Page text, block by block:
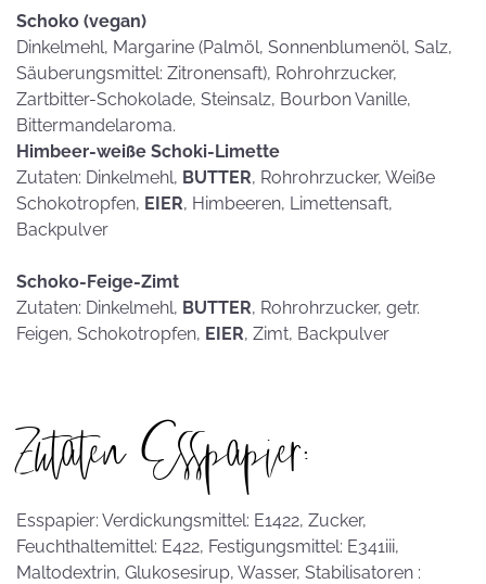
Schoko (vegan)
Dinkelmehl, Margarine (Palmöl, Sonnenblumenöl, Salz,
Säuberungsmittel: Zitronensaft), Rohrohrzucker,
Zartbitter-Schokolade, Steinsalz, Bourbon Vanille,
Bittermandelaroma.
Himbeer-weiße Schoki-Limette
Zutaten: Dinkelmehl, BUTTER, Rohrohrzucker, Weiße
Schokotropfen, EIER, Himbeeren, Limettensaft,
Backpulver
Schoko-Feige-Zimt
Zutaten: Dinkelmehl, BUTTER, Rohrohrzucker, getr.
Feigen, Schokotropfen, EIER, Zimt, Backpulver
Zutaten Esspapier:
Esspapier: Verdickungsmittel: E1422, Zucker,
Feuchthaltemittel: E422, Festigungsmittel: E341iii,
Maltodextrin, Glukosesirup, Wasser, Stabilisatoren :